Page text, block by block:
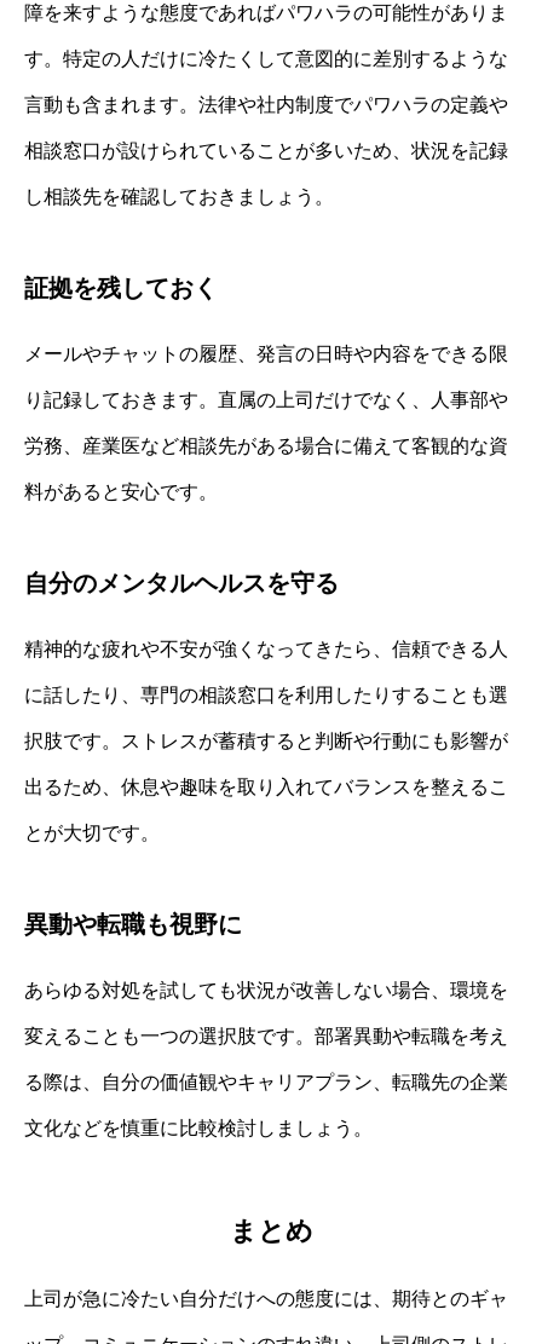
障を来すような態度であればパワハラの可能性がありま
す。特定の人だけに冷たくして意図的に差別するような
言動も含まれます。法律や社内制度でパワハラの定義や
相談窓口が設けられていることが多いため、状況を記録
し相談先を確認しておきましょう。
証拠を残しておく
メールやチャットの履歴、発言の日時や内容をできる限
り記録しておきます。直属の上司だけでなく、人事部や
労務、産業医など相談先がある場合に備えて客観的な資
料があると安心です。
自分のメンタルヘルスを守る
精神的な疲れや不安が強くなってきたら、信頼できる人
に話したり、専門の相談窓口を利用したりすることも選
択肢です。ストレスが蓄積すると判断や行動にも影響が
出るため、休息や趣味を取り入れてバランスを整えるこ
とが大切です。
異動や転職も視野に
あらゆる対処を試しても状況が改善しない場合、環境を
変えることも一つの選択肢です。部署異動や転職を考え
る際は、自分の価値観やキャリアプラン、転職先の企業
文化などを慎重に比較検討しましょう。
まとめ
上司が急に冷たい自分だけへの態度には、期待とのギャ